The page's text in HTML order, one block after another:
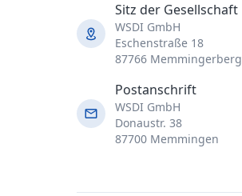
Sitz der Gesellschaft
WSDI GmbH
Eschenstraße 18
87766 Memmingerberg
Postanschrift
WSDI GmbH
Donaustr. 38
87700 Memmingen